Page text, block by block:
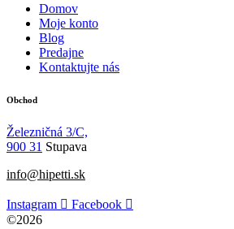
Domov
Moje konto
Blog
Predajne
Kontaktujte nás
Obchod
Železničná 3/C,
900 31 Stupava
info@hipetti.sk
Instagram
Facebook
©2026